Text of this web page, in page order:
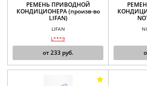
РЕМЕНЬ ПРИВОДНОЙ
КОНДИЦИОНЕРА (произв-во
LIFAN)
LIFAN
L***9
от233 руб.